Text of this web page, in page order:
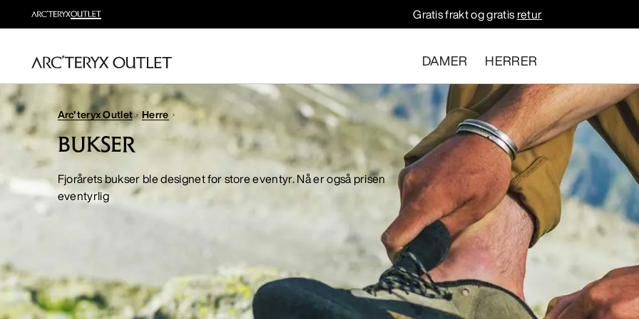
Gratis frakt og gratisretur
DAMER HERRER
Arc'teryx Outlet Herre
BUKSER
Fjorårets bukser ble designet for store eventyr. Nå er også prisen
eventyrlig